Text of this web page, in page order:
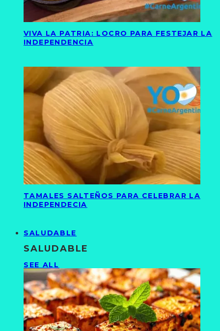
VIVA LA PATRIA: LOCRO PARA FESTEJAR LA
INDEPENDENCIA
TAMALES SALTEÑOS PARA CELEBRAR LA
INDEPENDECIA
SALUDABLE
SALUDABLE
SEE ALL